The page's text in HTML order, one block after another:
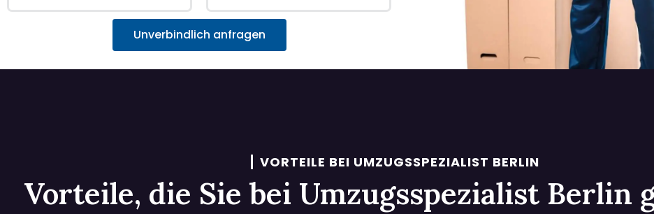
Unverbindlich anfragen
VORTEILE BEI UMZUGSSPEZIALIST BERLIN
Vorteile, die Sie bei Umzugsspezialist Berlin